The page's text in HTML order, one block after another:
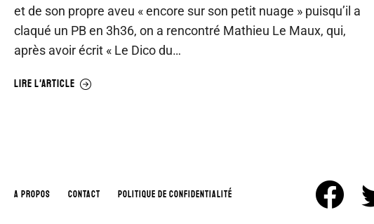
et de son propre aveu « encore sur son petit nuage » puisqu’il a
claqué un PB en 3h36, on a rencontré Mathieu Le Maux, qui,
après avoir écrit « Le Dico du…
LIRE L'ARTICLE
A PROPOS CONTACT POLITIQUE DE CONFIDENTIALITÉ